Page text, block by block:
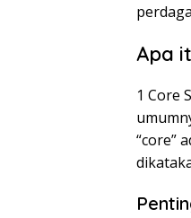
Apa
1 Core
“core”